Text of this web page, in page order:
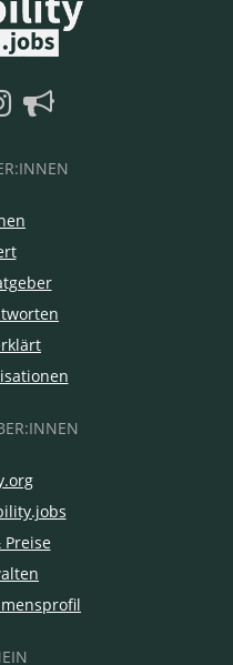
Preise